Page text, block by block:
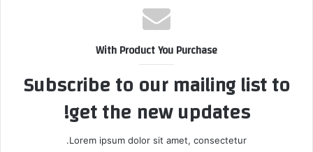
With Product You Purchase
Subscribe to our mailing list to
get the new updates!
Lorem ipsum dolor sit amet, consectetur.